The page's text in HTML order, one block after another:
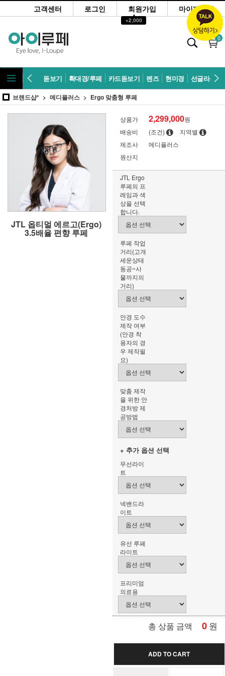
고객센터 로그인 회원가입
▲
+2,000
마이페이지
0
돋보기 확대경/루페 카드돋보기 렌즈 현미경 선글라스
브랜드샵* 메디플러스 Ergo 맞춤형 루페
JTL 옵티멀 에르고(Ergo)
3.5배율 편향 루페
상품가 2,299,000원
배송비
(조건)
지역별
제조사
메디플러스
원산지
JTL Ergo
루페의 프
레임과 색
상을 선택
합니다.
루페 작업
거리(고개
세운상태
동공~사
물까지의
거리)
안경 도수
제작 여부
(안경 착
용자의 경
우 제작필
요)
맞춤 제작
을 위한 안
경처방 제
공방법
+ 추가 옵션 선택
무선라이
트
넥밴드라
이트
유선 루페
라이트
프리미엄
의료용
총 상품 금액 0 원
ADD TO CART